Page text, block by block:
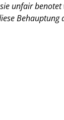
unfair
Behauptung